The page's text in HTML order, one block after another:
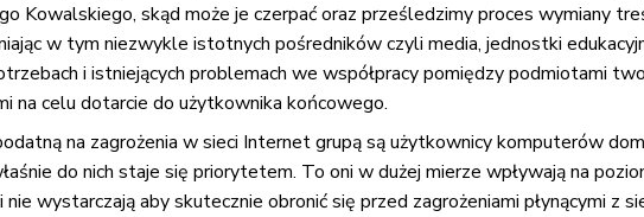
Kowalskiego, skąd może je czerpać oraz prześledzimy proces wymiany
w tym niezwykle istotnych pośredników czyli media, jednostki
i istniejących problemach we współpracy pomiędzy podmiotami
na celu dotarcie do użytkownika końcowego.
na zagrożenia w sieci Internet grupą są użytkownicy komputerów
do nich staje się priorytetem. To oni w dużej mierze wpływają na
wystarczają aby skutecznie obronić się przed zagrożeniami płynącymi z